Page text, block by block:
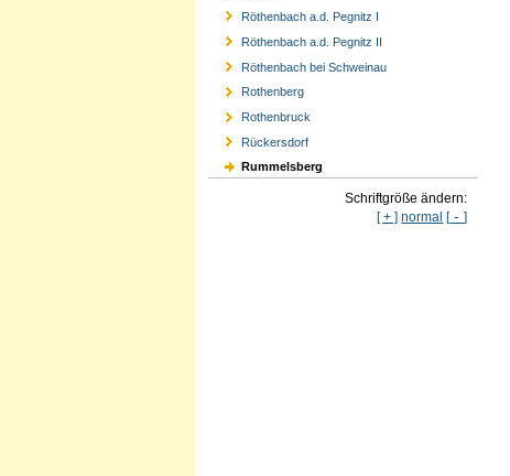
Röthenbach a.d. Pegnitz I
Röthenbach a.d. Pegnitz II
Röthenbach bei Schweinau
Rothenberg
Rothenbruck
Rückersdorf
Rummelsberg
Schriftgröße ändern:
[ + ] normal [-]